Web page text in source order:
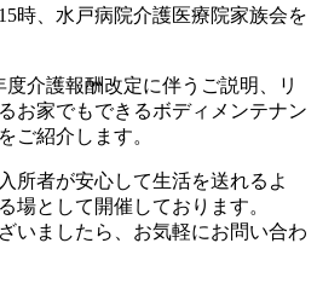
時、水戸病院介護医療院家族会を
介護報酬改定に伴うご説明、リ
お家でもできるボディメンテナン
ご紹介します。
所者が安心して生活を送れるよ
場として開催しております。
いましたら、お気軽にお問い合わ